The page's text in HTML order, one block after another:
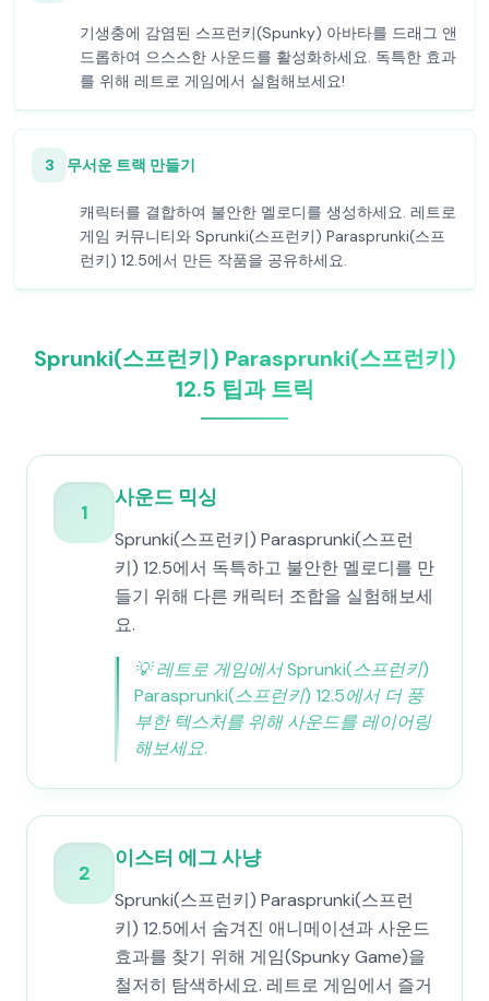
기생충에 감염된 스프런키(Spunky) 아바타를 드래그 앤
드롭하여 으스스한 사운드를 활성화하세요. 독특한 효과
를 위해 레트로 게임에서 실험해보세요!
3 무서운 트랙 만들기
캐릭터를 결합하여 불안한 멜로디를 생성하세요. 레트로
게임 커뮤니티와 Sprunki(스프런키) Parasprunki(스프
런키) 12.5에서 만든 작품을 공유하세요.
Sprunki(스프런키) Parasprunki(스프런키)
12.5 팁과 트릭
1
사운드 믹싱
Sprunki(스프런키) Parasprunki(스프런
키) 12.5에서 독특하고 불안한 멜로디를 만
들기 위해 다른 캐릭터 조합을 실험해보세
요.
💡레트로 게임에서 Sprunki(스프런키)
Parasprunki(스프런키) 12.5에서 더 풍
부한 텍스처를 위해 사운드를 레이어링
해보세요.
2
이스터 에그 사냥
Sprunki(스프런키) Parasprunki(스프런
키) 12.5에서 숨겨진 애니메이션과 사운드
효과를 찾기 위해 게임(Spunky Game)을
철저히 탐색하세요. 레트로 게임에서 즐거